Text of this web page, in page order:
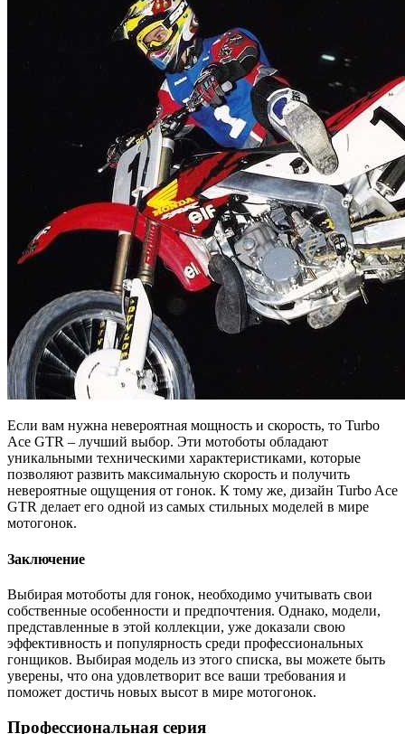
Если вам нужна невероятная мощность и скорость, то Turbo
Ace GTR – лучший выбор. Эти мотоботы обладают
уникальными техническими характеристиками, которые
позволяют развить максимальную скорость и получить
невероятные ощущения от гонок. К тому же, дизайн Turbo Ace
GTR делает его одной из самых стильных моделей в мире
мотогонок.
Заключение
Выбирая мотоботы для гонок, необходимо учитывать свои
собственные особенности и предпочтения. Однако, модели,
представленные в этой коллекции, уже доказали свою
эффективность и популярность среди профессиональных
гонщиков. Выбирая модель из этого списка, вы можете быть
уверены, что она удовлетворит все ваши требования и
поможет достичь новых высот в мире мотогонок.
Профессиональная серия